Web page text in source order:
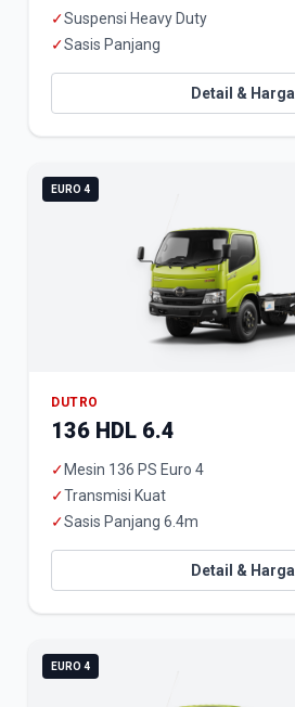
✓Suspensi Heavy Duty
✓Sasis Panjang
Detail & Harga
EURO 4
DUTRO
136 HDL 6.4
✓ Mesin 136 PS Euro 4
✓Transmisi Kuat
✓Sasis Panjang 6.4m
Detail & Harga
EURO 4